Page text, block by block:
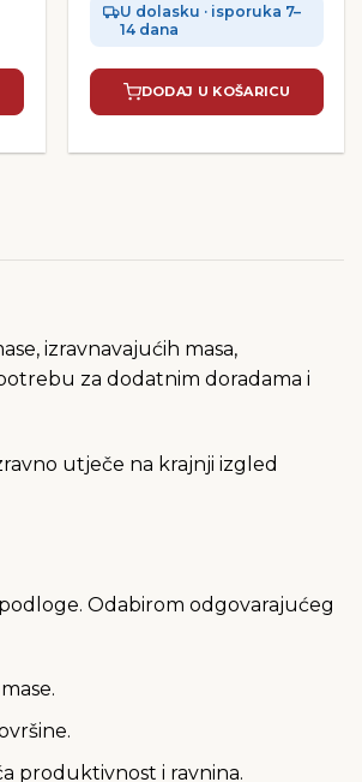
U dolasku · isporuka 7–
14 dana
DODAJ U KOŠARICU
izravnavajućih masa,
za dodatnim doradama i
utječe na krajnji izgled
Odabirom odgovarajućeg
produktivnost i ravnina.